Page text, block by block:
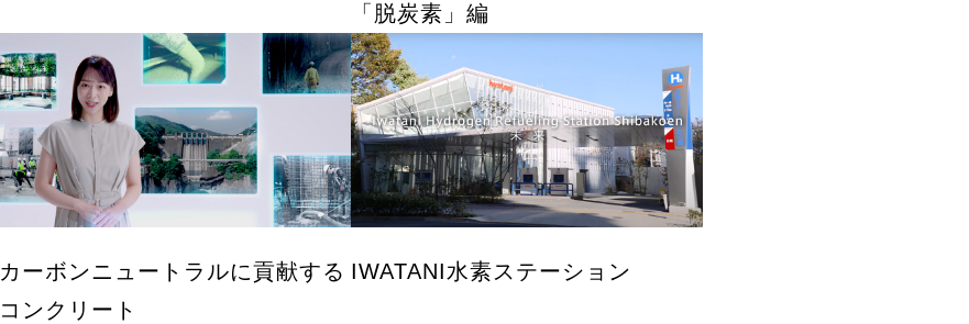
「脱炭素」編
カーボンニュートラルに貢献する
コンクリート
IWATANI水素ステーション